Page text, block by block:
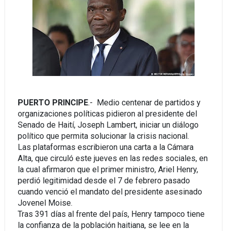
PUERTO PRINCIPE.- Medio centenar de partidos y
organizaciones políticas pidieron al presidente del
Senado de Haití, Joseph Lambert, iniciar un diálogo
político que permita solucionar la crisis nacional.
Las plataformas escribieron una carta a la Cámara
Alta, que circuló este jueves en las redes sociales, en
la cual afirmaron que el primer ministro, Ariel Henry,
perdió legitimidad desde el 7 de febrero pasado
cuando venció el mandato del presidente asesinado
Jovenel Moise.
Tras 391 días al frente del país, Henry tampoco tiene
la confianza de la población haitiana, se lee en la